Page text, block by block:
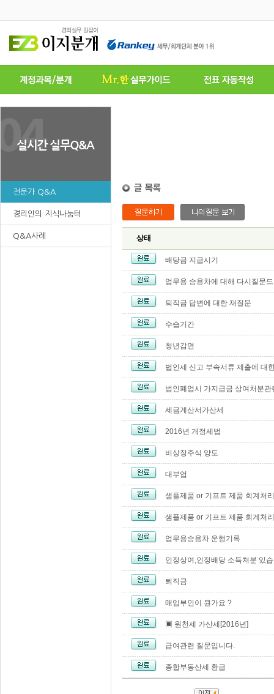
전문가 Q&A
경리인의 지식나눔터
Q&A사례 상태
배당금 지급시기
업무용 승용차에 대해 다시질문
퇴직금 답변에 대한 재질문
수습기간
청년감면
법인세 신고 부속서류 제출에 대
법인폐업시 가지급금 상여처분관
세금계산서가산세
2016년 개정세법
비상장주식 양도
대부업
샘플제품 or 기프트 제품 회계처
샘플제품 or 기프트 제품 회계처
업무용승용차 운행기록
인정상여,인정배당 소득처분 있
퇴직금
매입부인이 뭔가요 ?
▣ 원천세 가산세[2016년]
급여관련 질문입니다.
종합부동산세 환급